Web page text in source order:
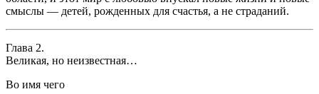
смыслы — детей, рожденных для счастья, а не страданий.
Глава 2.
Великая, но неизвестная…
Во имя чего